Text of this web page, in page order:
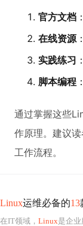
官方文档
在线资源
实践练习
脚本编程
通过掌握这些
作原理。建议
工作流程。
Linux运维必备的13
在IT领域， Linux是企